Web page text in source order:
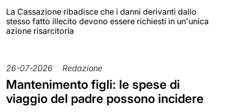
La Cassazione ribadisce che i danni derivanti dallo
stesso fatto illecito devono essere richiesti in un'unica
azione risarcitoria
26-07-2026 Redazione
Mantenimento figli: le spese di
viaggio del padre possono incidere